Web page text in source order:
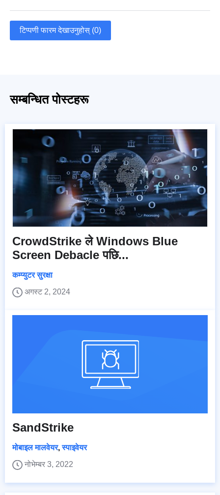
टिप्पणी फारम देखाउनुहोस् (0)
सम्बन्धित पोस्टहरू
CrowdStrike ले Windows Blue
Screen Debacle पछि...
कम्प्युटर सुरक्षा
अगस्ट 2, 2024
SandStrike
मोबाइल मालवेयर,स्पाइवेयर
नोभेम्बर 3, 2022